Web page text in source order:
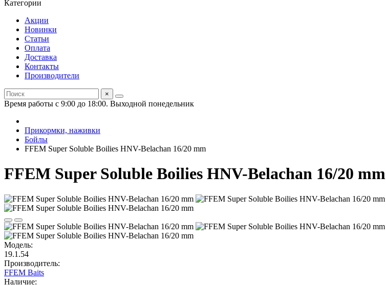
Категории
Акции
Новинки
Статьи
Оплата
Доставка
Контакты
Производители
×
Время работы с 9:00 до 18:00. Выходной понедельник
Прикормки, наживки
Бойлы
FFEM Super Soluble Boilies HNV-Belachan 16/20 mm
FFEM Super Soluble Boilies HNV-Belachan 16/20 mm
Модель:
19.1.54
Производитель:
FFEM Baits
Наличие: